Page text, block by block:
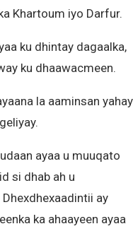
Khartoum iyo Darfur.
ku dhintay dagaalka,
ku dhaawacmeen.
la aaminsan yahay
ayaa u muuqato
si dhab ah u
ay
ka ahaayeen ayaa